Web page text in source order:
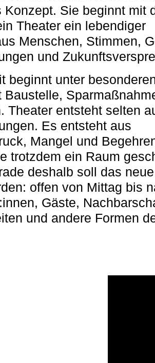
Konzept. Sie beginnt mit
Theater ein lebendiger
Menschen, Stimmen,
und
beginnt unter
Baustelle,
Theater entsteht selten
Es entsteht aus
Mangel und
trotzdem ein Raum
deshalb soll das
offen von Mittag bis
Gäste,
und andere Formen